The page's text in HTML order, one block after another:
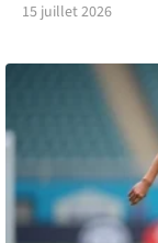
15 juillet 2026